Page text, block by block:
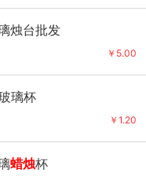
烛台批发
￥5.00
璃杯
￥1.20
蜡烛杯